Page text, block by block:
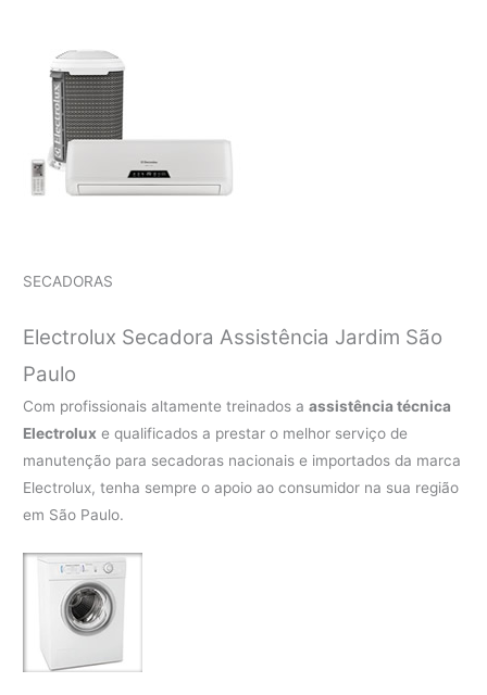
SECADORAS
Electrolux Secadora Assistência Jardim São
Paulo
Com profissionais altamente treinados aassistência técnica
Electrolux e qualificados a prestar o melhor serviço de
manutenção para secadoras nacionais e importados da marca
Electrolux, tenha sempre o apoio ao consumidor na sua região
em São Paulo.